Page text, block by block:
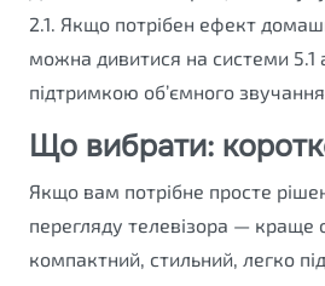
2.1. Якщо потрібен ефект
можна дивитися на системи 5.1
підтримкою об’ємного
Що вибрати:
Якщо вам потрібне просте
перегляду телевізора — краще
компактний, стильний, легко